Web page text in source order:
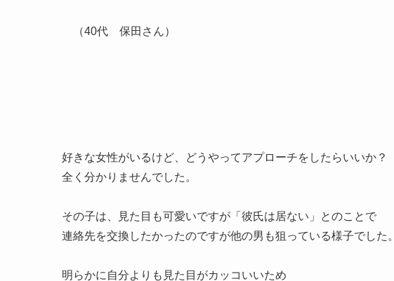
（40代 保田さん）
好きな女性がいるけど、どうやってアプローチをしたらいいか？
全く分かりませんでした。
その子は、見た目も可愛いですが「彼氏は居ない」とのことで
連絡先を交換したかったのですが他の男も狙っている様子でした。
明らかに自分よりも見た目がカッコいいため